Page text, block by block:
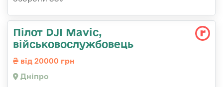
Пілот DJI Mavic,
військовослужбовець
від 20000 грн
Дніпро